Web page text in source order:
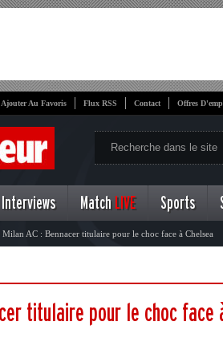
Ajouter Au Favoris Flux RSS Contact Offres
Interviews Match LIVE Sports
Milan AC : Bennacer titulaire pour le choc face à Chelsea
titulaire pour le choc face